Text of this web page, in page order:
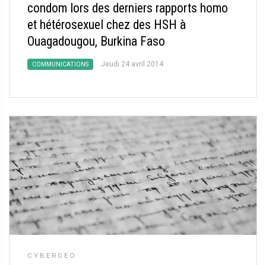
condom lors des derniers rapports homo
et hétérosexuel chez des HSH à
Ouagadougou, Burkina Faso
COMMUNICATIONS Jeudi 24 avril 2014
CYBERGEO